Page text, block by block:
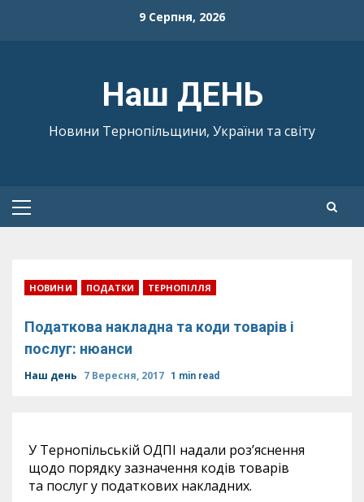
9 Серпня, 2026
Наш ДЕНЬ
Новини Тернопільщини, України та світу
Primary
НОВИНИ ПОДАТКИ ТЕРНОПІЛЛЯ
Податкова накладна та коди товарів і
послуг: нюанси
Наш день 7 Вересня, 2017 1 min read
У Тернопільській ОДПІ надали роз’яснення
щодо порядку зазначення кодів товарів
та послуг у податкових накладних.